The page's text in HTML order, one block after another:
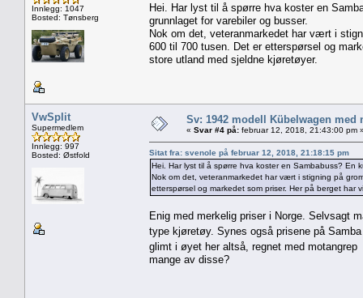
Innlegg: 1047
Bosted: Tønsberg
Hei. Har lyst til å spørre hva koster en
grunnlaget for varebiler og busser.
Nok om det, veteranmarkedet har vært i
600 til 700 tusen. Det er etterspørsel og
store utland med sjeldne kjøretøyer.
VwSplit
Supermedlem
Innlegg: 997
Bosted: Østfold
Sv: 1942 modell Kübelwagen
« Svar #4 på: februar 12, 2018, 21:43:00 pm
Sitat fra: svenole på februar 12, 2018, 21:18:15 pm
Hei. Har lyst til å spørre hva koster en Sambabuss? En
Nok om det, veteranmarkedet har vært i stigning på
etterspørsel og markedet som priser. Her på berget har
Enig med merkelig priser i Norge. Selvsagt
type kjøretøy. Synes også prisene på
glimt i øyet her altså, regnet med motangrep
mange av disse?